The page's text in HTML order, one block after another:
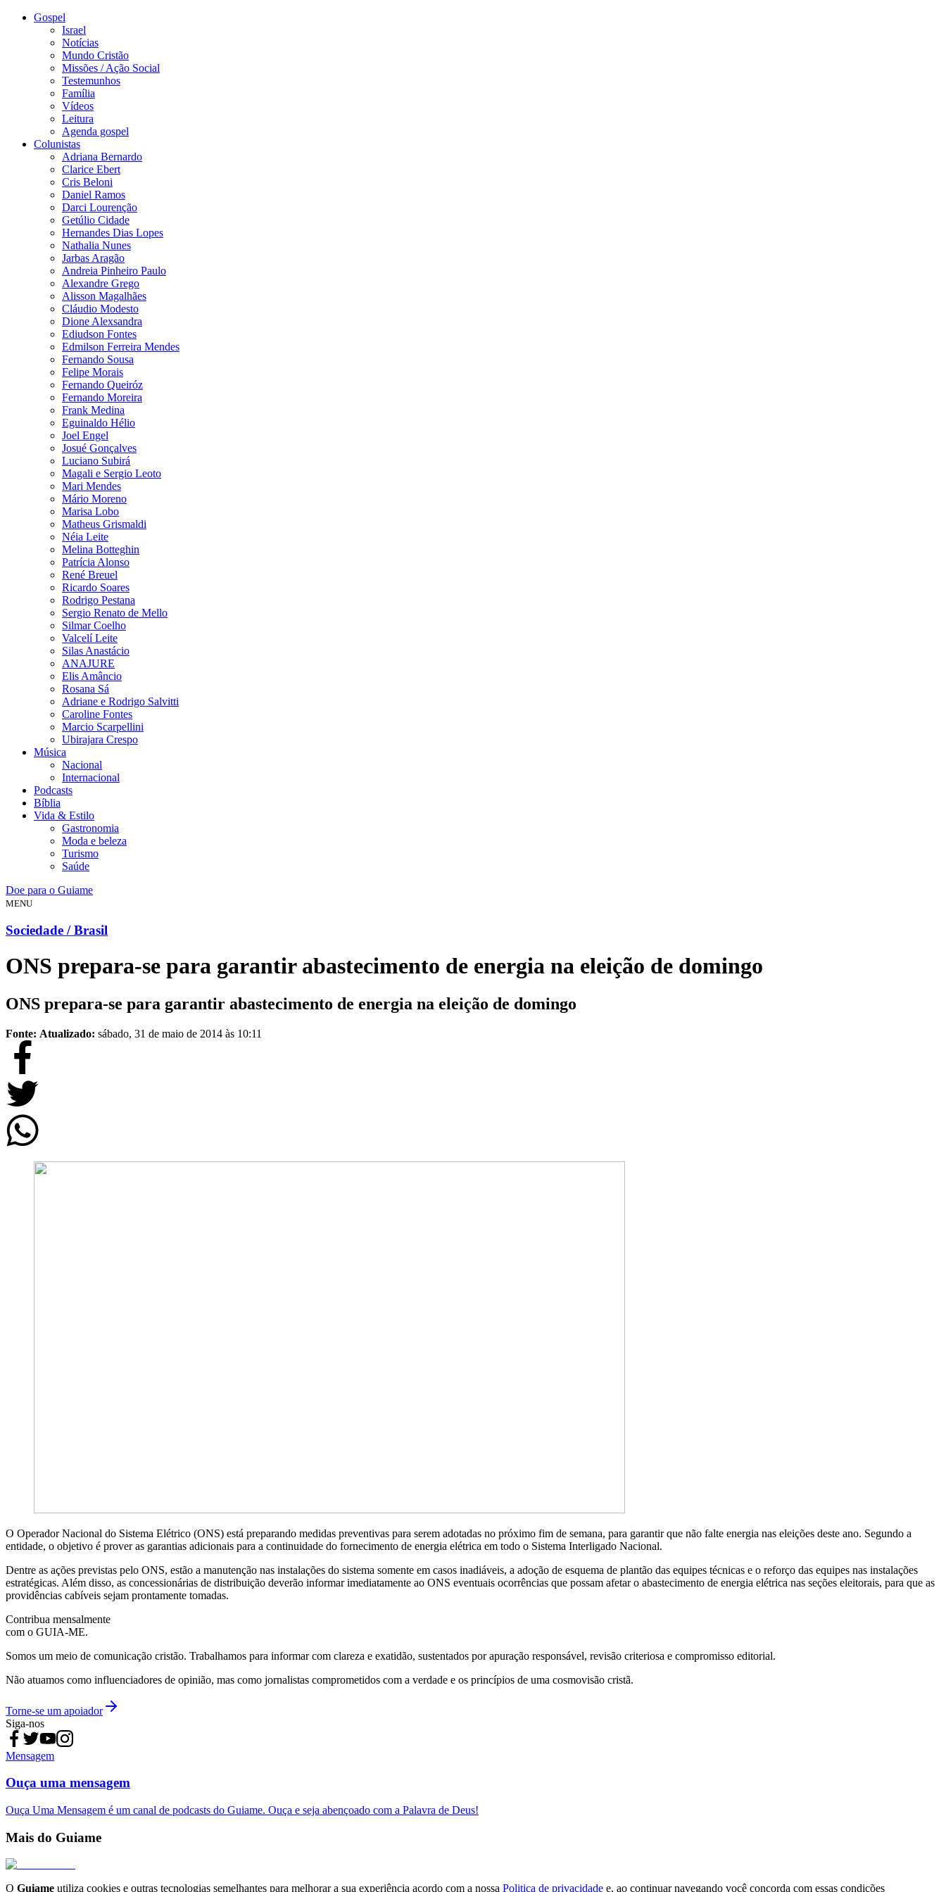
Gospel
Israel
Notícias
Mundo Cristão
Missões / Ação Social
Testemunhos
Família
Vídeos
Leitura
Agenda gospel
Colunistas
Adriana Bernardo
Clarice Ebert
Cris Beloni
Daniel Ramos
Darci Lourenção
Getúlio Cidade
Hernandes Dias Lopes
Nathalia Nunes
Jarbas Aragão
Andreia Pinheiro Paulo
Alexandre Grego
Alisson Magalhães
Cláudio Modesto
Dione Alexsandra
Ediudson Fontes
Edmilson Ferreira Mendes
Fernando Sousa
Felipe Morais
Fernando Queiróz
Fernando Moreira
Frank Medina
Eguinaldo Hélio
Joel Engel
Josué Gonçalves
Luciano Subirá
Magali e Sergio Leoto
Mari Mendes
Mário Moreno
Marisa Lobo
Matheus Grismaldi
Néia Leite
Melina Botteghin
Patrícia Alonso
René Breuel
Ricardo Soares
Rodrigo Pestana
Sergio Renato de Mello
Silmar Coelho
Valcelí Leite
Silas Anastácio
ANAJURE
Elis Amâncio
Rosana Sá
Adriane e Rodrigo Salvitti
Caroline Fontes
Marcio Scarpellini
Ubirajara Crespo
Música
Nacional
Internacional
Podcasts
Bíblia
Vida & Estilo
Gastronomia
Moda e beleza
Turismo
Saúde
Doe para o Guiame
MENU
Sociedade / Brasil
ONS prepara-se para garantir abastecimento de energia na eleição de domingo
ONS prepara-se para garantir abastecimento de energia na eleição de domingo
Fonte: Atualizado: sábado, 31 de maio de 2014 às 10:11
O Operador Nacional do Sistema Elétrico (ONS) está preparando medidas preventivas para serem adotadas no próximo fim de semana, para garantir que não falte energia nas eleições deste ano. Segundo a
entidade, o objetivo é prover as garantias adicionais para a continuidade do fornecimento de energia elétrica em todo o Sistema Interligado Nacional.
Dentre as ações previstas pelo ONS, estão a manutenção nas instalações do sistema somente em casos inadiáveis, a adoção de esquema de plantão das equipes técnicas e o reforço das equipes nas instalações
estratégicas. Além disso, as concessionárias de distribuição deverão informar imediatamente ao ONS eventuais ocorrências que possam afetar o abastecimento de energia elétrica nas seções eleitorais, para que as
providências cabíveis sejam prontamente tomadas.
Contribua mensalmente
com o GUIA-ME.
Somos um meio de comunicação cristão. Trabalhamos para informar com clareza e exatidão, sustentados por apuração responsável, revisão criteriosa e compromisso editorial.
Não atuamos como influenciadores de opinião, mas como jornalistas comprometidos com a verdade e os princípios de uma cosmovisão cristã.
Torne-se um apoiador
Siga-nos
Mensagem
Ouça uma mensagem
Ouça Uma Mensagem é um canal de podcasts do Guiame. Ouça e seja abençoado com a Palavra de Deus!
Mais do Guiame
O Guiame utiliza cookies e outras tecnologias semelhantes para melhorar a sua experiência acordo com a nossa Politica de privacidade e, ao continuar navegando você concorda com essas condições